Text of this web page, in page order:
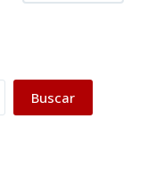
Buscar